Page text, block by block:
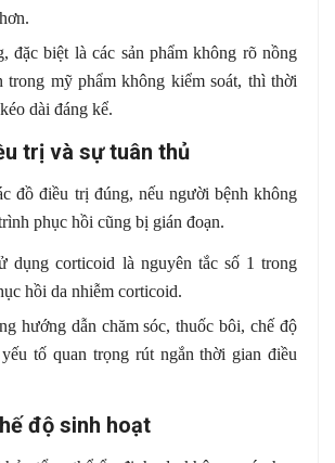
đặc biệt là các sản phẩm không rõ nồng
trong mỹ phẩm không kiểm soát, thì thời
dài đáng kể.
trị và sự tuân thủ
đồ điều trị đúng, nếu người bệnh không
phục hồi cũng bị gián đoạn.
dụng corticoid là nguyên tắc số 1 trong
hồi da nhiễm corticoid.
hướng dẫn chăm sóc, thuốc bôi, chế độ
tố quan trọng rút ngắn thời gian điều
độ sinh hoạt